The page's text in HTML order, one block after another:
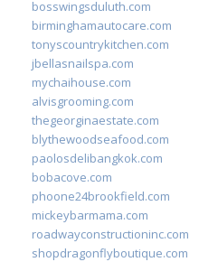
bosswingsduluth.com
birminghamautocare.com
tonyscountrykitchen.com
jbellasnailspa.com
mychaihouse.com
alvisgrooming.com
thegeorginaestate.com
blythewoodseafood.com
paolosdelibangkok.com
bobacove.com
phoone24brookfield.com
mickeybarmama.com
roadwayconstructioninc.com
shopdragonflyboutique.com